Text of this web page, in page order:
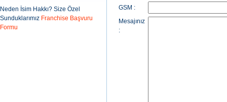
Neden İsim Hakkı? Size Özel
Sunduklarımız Franchise Başvuru
Formu
GSM :
Mesajınız
: